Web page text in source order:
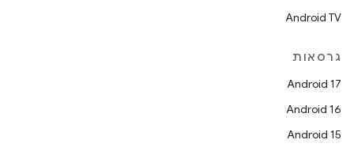
Android TV
גרסאות
Android 17
Android 16
Android 15